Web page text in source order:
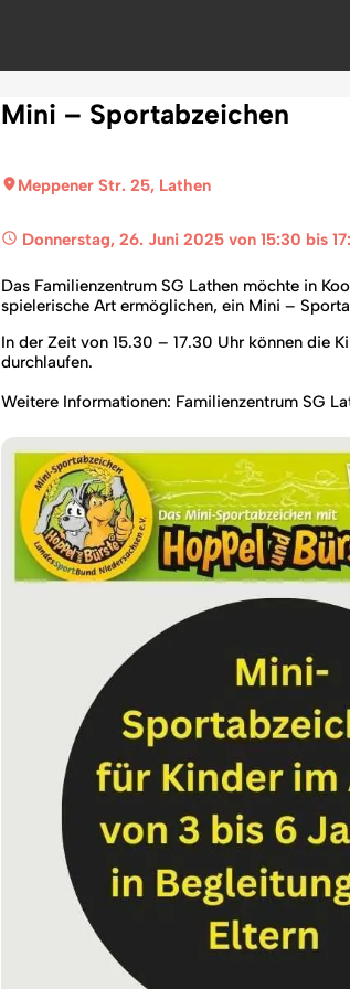
Mini – Sportabzeichen
Meppener Str. 25, Lathen
Donnerstag, 26. Juni 2025 von 15:30 bis
Das Familienzentrum SG Lathen möchte in
spielerische Art ermöglichen, ein Mini –
In der Zeit von 15.30 – 17.30 Uhr können die
durchlaufen.
Weitere Informationen: Familienzentrum SG